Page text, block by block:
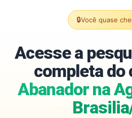
🔒Você quase
Acesse a
completa do
Abanador na